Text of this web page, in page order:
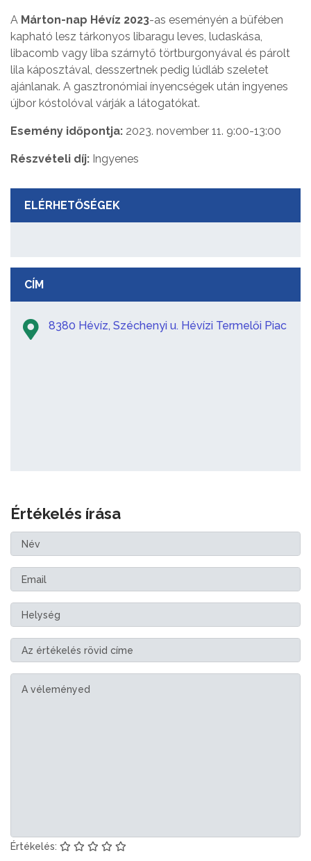
A Márton-nap Hévíz 2023-as eseményén a büfében
kapható lesz tárkonyos libaragu leves, ludaskása,
libacomb vagy liba szárnytő törtburgonyával és párolt
lila káposztával, desszertnek pedig lúdláb szeletet
ajánlanak. A gasztronómiai ínyencségek után ingyenes
újbor kóstolóval várják a látogatókat.
Esemény időpontja: 2023. november 11. 9:00-13:00
Részvételi díj: Ingyenes
ELÉRHETŐSÉGEK
CÍM
8380 Hévíz, Széchenyi u. Hévízi Termelői Piac
Értékelés írása
Értékelés: